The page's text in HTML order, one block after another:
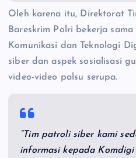
Oleh karena itu, Direktorat
Bareskrim Polri bekerja
Komunikasi dan Teknologi
siber dan aspek sosialisasi
video-video palsu serupa.
“Tim patroli siber kami
informasi kepada